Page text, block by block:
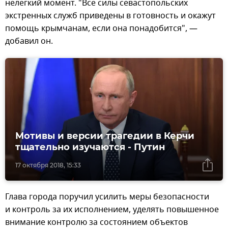
нелегкий момент. "Все силы севастопольских
экстренных служб приведены в готовность и окажут
помощь крымчанам, если она понадобится", —
добавил он.
17 октября 2018, 15:33
Мотивы и версии трагедии в Керчи
тщательно изучаются - Путин
Глава города поручил усилить меры безопасности
и контроль за их исполнением, уделять повышенное
внимание контролю за состоянием объектов